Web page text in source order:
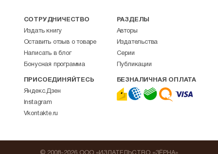
СОТРУДНИЧЕСТВО
Издать книгу
Оставить отзыв о товаре
Написать в блог
Бонусная программа
РАЗДЕЛЫ
Авторы
Издательства
Серии
Публикации
ПРИСОЕДИНЯЙТЕСЬ
Яндекс.Дзен
Instagram
Vkontakte.ru
БЕЗНАЛИЧНАЯ ОПЛАТА